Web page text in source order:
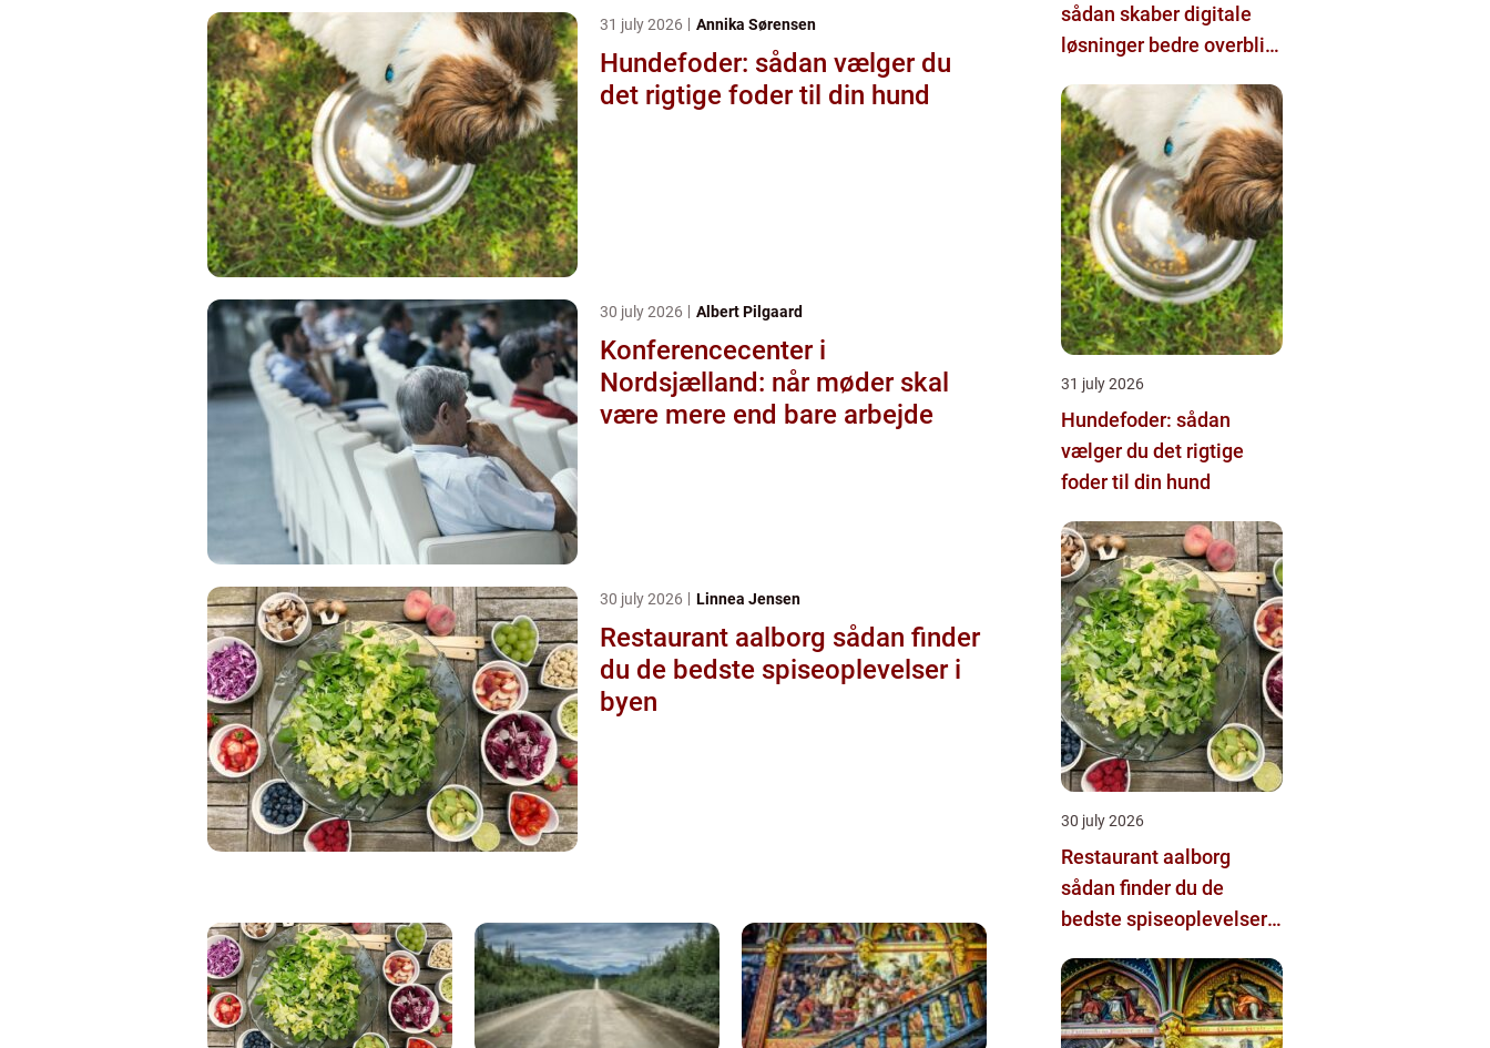
31 july 2026 Annika Sørensen
Hundefoder: sådan vælger du
det rigtige foder til din hund
30 july 2026 Albert Pilgaard
Konferencecenter i
Nordsjælland: når møder skal
være mere end bare arbejde
30 july 2026 Linnea Jensen
Restaurant aalborg sådan finder
du de bedste spiseoplevelser i
byen
sådan skaber digitale
løsninger bedre overblik
31 july 2026
Hundefoder: sådan
vælger du det rigtige
foder til din hund
30 july 2026
Restaurant aalborg
sådan finder du de
bedste spiseoplevelser i